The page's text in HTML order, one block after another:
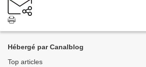
Hébergé par Canalblog
Top articles